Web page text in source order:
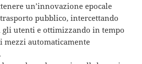
un’innovazione epocale
pubblico, intercettando
utenti e ottimizzando in tempo
mezzi automaticamente